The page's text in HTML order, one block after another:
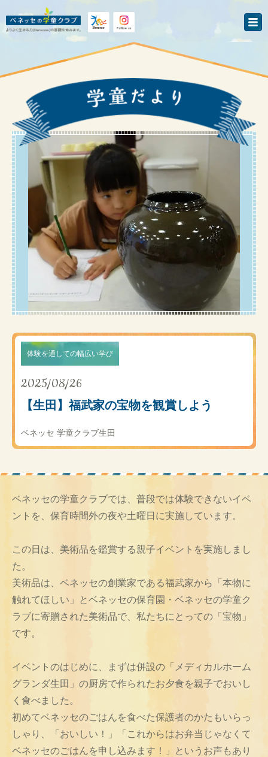
体験を通しての幅広い学び
2025/08/26
【生田】福武家の宝物を観賞しよう
ベネッセ 学童クラブ生田
ベネッセの学童クラブでは、普段では体験できないイベ
ントを、保育時間外の夜や土曜日に実施しています。
この日は、美術品を鑑賞する親子イベントを実施しまし
た。
美術品は、ベネッセの創業家である福武家から「本物に
触れてほしい」とベネッセの保育園・ベネッセの学童ク
ラブに寄贈された美術品で、私たちにとっての「宝物」
です。
イベントのはじめに、まずは併設の「メディカルホーム
グランダ生田」の厨房で作られたお夕食を親子でおいし
く食べました。
初めてベネッセのごはんを食べた保護者のかたもいらっ
しゃり、「おいしい！」「これからはお弁当じゃなくて
ベネッセのごはんを申し込みます！」というお声もあり